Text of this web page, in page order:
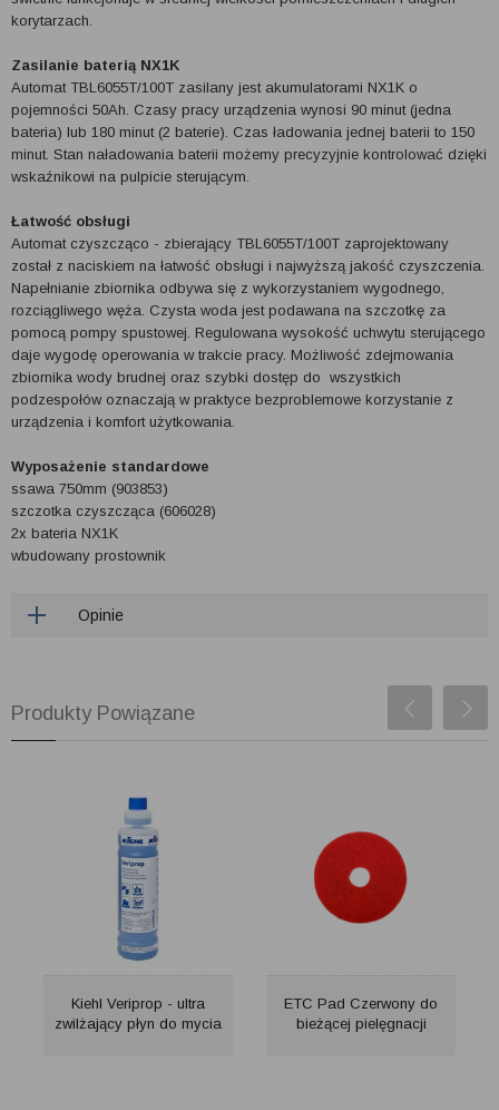
korytarzach.
Zasilanie baterią NX1K
Automat TBL6055T/100T zasilany jest akumulatorami NX1K o
pojemności 50Ah. Czasy pracy urządzenia wynosi 90 minut (jedna
bateria) lub 180 minut (2 baterie). Czas ładowania jednej baterii to 150
minut. Stan naładowania baterii możemy precyzyjnie kontrolować dzięki
wskaźnikowi na pulpicie sterującym.
Łatwość obsługi
Automat czyszcząco - zbierający TBL6055T/100T zaprojektowany
został z naciskiem na łatwość obsługi i najwyższą jakość czyszczenia.
Napełnianie zbiornika odbywa się z wykorzystaniem wygodnego,
rozciągliwego węża. Czysta woda jest podawana na szczotkę za
pomocą pompy spustowej. Regulowana wysokość uchwytu sterującego
daje wygodę operowania w trakcie pracy. Możliwość zdejmowania
zbiornika wody brudnej oraz szybki dostęp do ­ wszystkich
podzespołów oznaczają w praktyce bezproblemowe korzystanie z
urządzenia i komfort użytkowania.
Wyposażenie standardowe
ssawa 750mm (903853)
szczotka czyszcząca (606028)
2x bateria NX1K
wbudowany prostownik
Opinie
Produkty Powiązane
Kiehl Veriprop - ultra
zwilżający płyn do mycia
ETC Pad Czerwony do
bieżącej pielęgnacji